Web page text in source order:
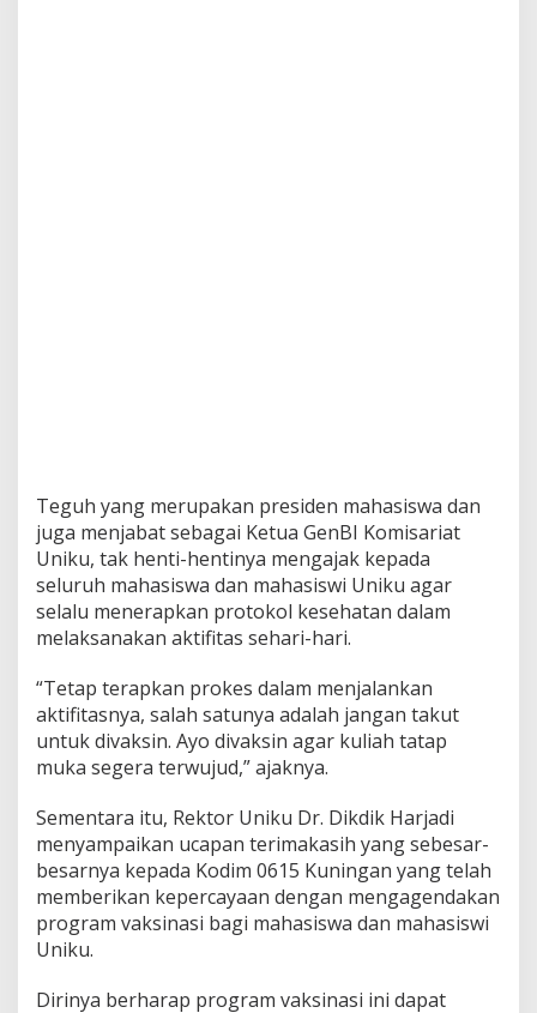
Teguh yang merupakan presiden mahasiswa dan
juga menjabat sebagai Ketua GenBI Komisariat
Uniku, tak henti-hentinya mengajak kepada
seluruh mahasiswa dan mahasiswi Uniku agar
selalu menerapkan protokol kesehatan dalam
melaksanakan aktifitas sehari-hari.
“Tetap terapkan prokes dalam menjalankan
aktifitasnya, salah satunya adalah jangan takut
untuk divaksin. Ayo divaksin agar kuliah tatap
muka segera terwujud,” ajaknya.
Sementara itu, Rektor Uniku Dr. Dikdik Harjadi
menyampaikan ucapan terimakasih yang sebesar-
besarnya kepada Kodim 0615 Kuningan yang telah
memberikan kepercayaan dengan mengagendakan
program vaksinasi bagi mahasiswa dan mahasiswi
Uniku.
Dirinya berharap program vaksinasi ini dapat